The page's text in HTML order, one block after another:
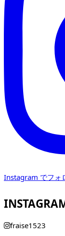
Instagram でフォ
fraise1523